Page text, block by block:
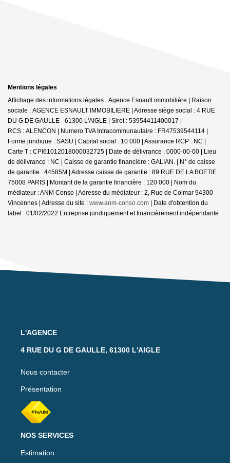
Mentions légales
Affichage des informations légales : Agence Esnault immobilière | Raison
sociale : AGENCE ESNAULT IMMOBILIERE | Adresse siège social : 4 RUE
DU G DE GAULLE - 61300 L'AIGLE | Siret : 53954411400017 |
RCS : ALENCON | Numero TVA Intracommunautaire : FR47539544114 |
Forme juridique : SASU | Capital social : 10 000 | Assurance RCP : NC |
Carte T : CPI61012018000032725 | Date de délivrance : 0000-00-00 | Lieu
de délivrance : NC | Caisse de garantie financière : GALIAN. | N° de caisse
de garantie : 44585M | Adresse caisse de garantie : 89 RUE DE LA BOETIE
75008 PARIS | Montant de la garantie financière : 120 000 | Nom du
médiateur : ANM Conso | Adresse du médiateur : 2, Rue de Colmar 94300
Vincennes | Adresse du site : www.anm-conso.com | Date d'obtention du
label : 01/02/2022 Entreprise juridiquement et financièrement indépendante
L'AGENCE
4 RUE DU G DE GAULLE, 61300 L'AIGLE
Nous contacter
Présentation
NOS SERVICES
Estimation